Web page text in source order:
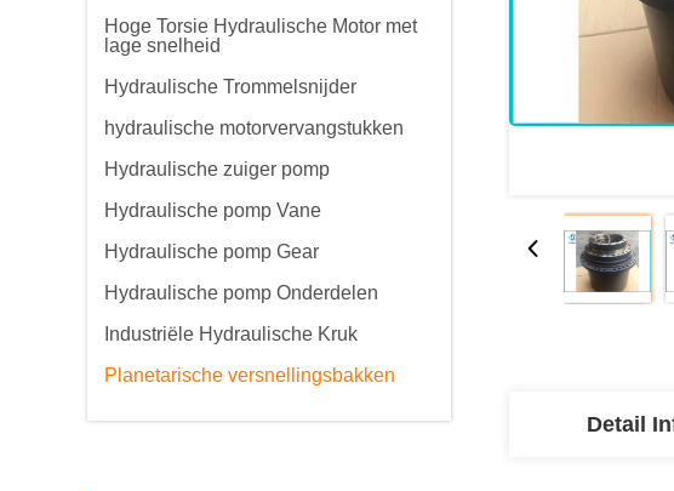
Hoge Torsie Hydraulische Motor met
lage snelheid
Hydraulische Trommelsnijder
hydraulische motorvervangstukken
Hydraulische zuiger pomp
Hydraulische pomp Vane
Hydraulische pomp Gear
Hydraulische pomp Onderdelen
Industriële Hydraulische Kruk
Planetarische versnellingsbakken
Detail